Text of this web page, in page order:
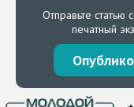
Отправьте статью
печатный